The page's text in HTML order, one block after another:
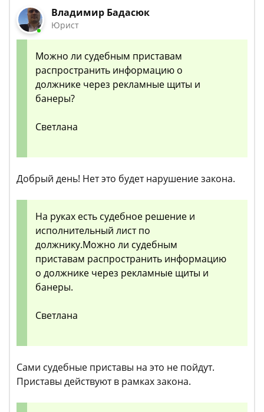
Владимир Бадасюк
Юрист
Можно ли судебным приставам
распространить информацию о
должнике через рекламные щиты и
банеры?
Светлана
Добрый день! Нет это будет нарушение закона.
На руках есть судебное решение и
исполнительный лист по
должнику.Можно ли судебным
приставам распространить информацию
о должнике через рекламные щиты и
банеры.
Светлана
Сами судебные приставы на это не пойдут.
Приставы действуют в рамках закона.